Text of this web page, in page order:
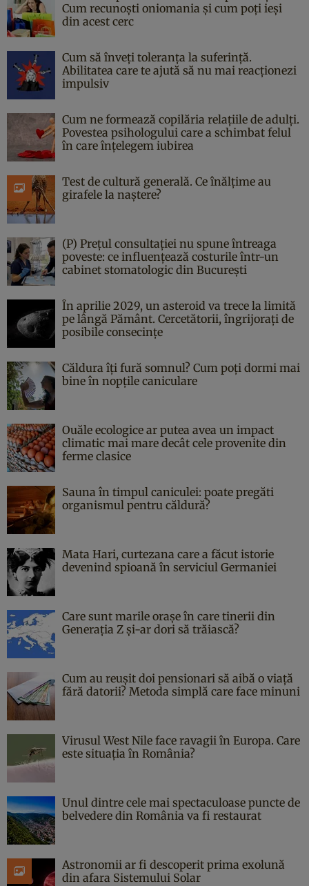
Cum recunoști oniomania și cum poți ieși
din acest cerc
Cum să înveți toleranța la suferință.
Abilitatea care te ajută să nu mai reacționezi
impulsiv
Cum ne formează copilăria relațiile de adulți.
Povestea psihologului care a schimbat felul
în care înțelegem iubirea
Test de cultură generală. Ce înălțime au
girafele la naștere?
(P) Prețul consultației nu spune întreaga
poveste: ce influențează costurile într-un
cabinet stomatologic din București
În aprilie 2029, un asteroid va trece la limită
pe lângă Pământ. Cercetătorii, îngrijorați de
posibile consecințe
Căldura îți fură somnul? Cum poți dormi mai
bine în nopțile caniculare
Ouăle ecologice ar putea avea un impact
climatic mai mare decât cele provenite din
ferme clasice
Sauna în timpul caniculei: poate pregăti
organismul pentru căldură?
Mata Hari, curtezana care a făcut istorie
devenind spioană în serviciul Germaniei
Care sunt marile orașe în care tinerii din
Generația Z și-ar dori să trăiască?
Cum au reușit doi pensionari să aibă o viață
fără datorii? Metoda simplă care face minuni
Virusul West Nile face ravagii în Europa. Care
este situația în România?
Unul dintre cele mai spectaculoase puncte de
belvedere din România va fi restaurat
Astronomii ar fi descoperit prima exolună
din afara Sistemului Solar